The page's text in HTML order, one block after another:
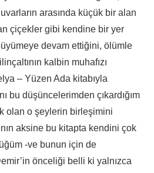
arasında küçük bir alan
çiçekler gibi kendine bir yer
devam ettiğini, ölümle
kalbin muhafızı
– Yüzen Ada kitabıyla
bu düşüncelerimden çıkardığım
olan o şeylerin birleşimini
aksine bu kitapta kendini çok
-ve bunun için de
önceliği belli ki yalnızca